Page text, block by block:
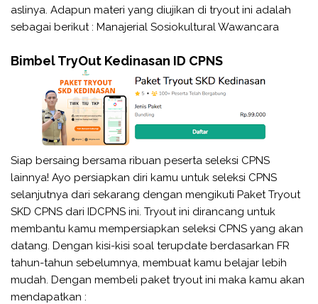
aslinya. Adapun materi yang diujikan di tryout ini adalah
sebagai berikut : Manajerial Sosiokultural Wawancara
Bimbel TryOut Kedinasan ID CPNS
Siap bersaing bersama ribuan peserta seleksi CPNS
lainnya! Ayo persiapkan diri kamu untuk seleksi CPNS
selanjutnya dari sekarang dengan mengikuti Paket Tryout
SKD CPNS dari IDCPNS ini. Tryout ini dirancang untuk
membantu kamu mempersiapkan seleksi CPNS yang akan
datang. Dengan kisi-kisi soal terupdate berdasarkan FR
tahun-tahun sebelumnya, membuat kamu belajar lebih
mudah. Dengan membeli paket tryout ini maka kamu akan
mendapatkan :